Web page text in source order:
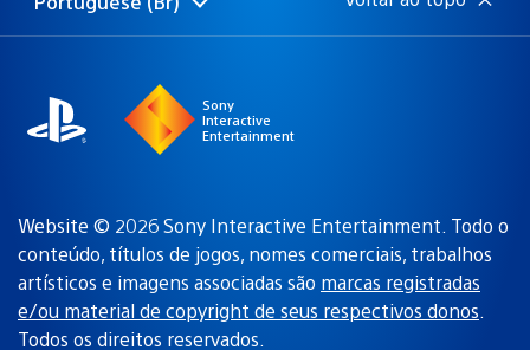
Selecione
Região
Sony
Interactive
Entertainment
Website © 2026 Sony Interactive Entertainment. Todo o
conteúdo, títulos de jogos, nomes comerciais, trabalhos
artísticos e imagens associadas são marcas registradas
e/ou material de copyright de seus respectivos donos.
Todos os direitos reservados.